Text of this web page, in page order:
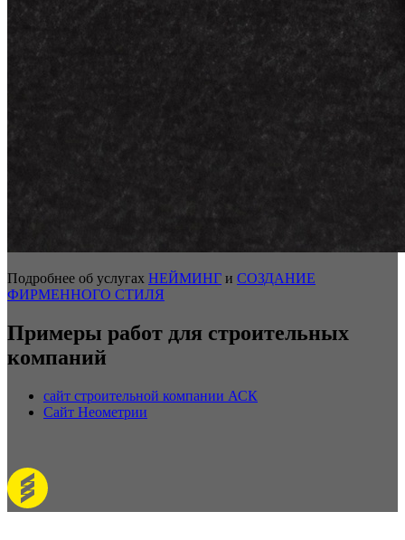
Подробнее об услугах НЕЙМИНГ и СОЗДАНИЕ
ФИРМЕННОГО СТИЛЯ
Примеры работ для строительных
компаний
сайт строительной компании АСК
Сайт Неометрии